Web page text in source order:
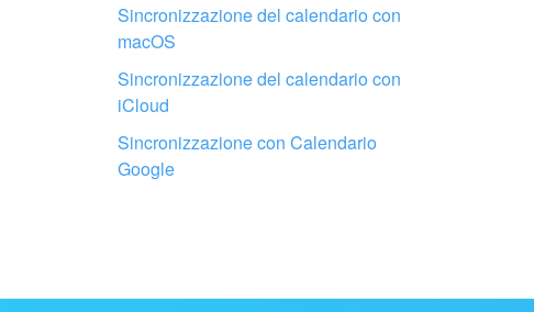
Sincronizzazione del calendario con
macOS
Sincronizzazione del calendario con
iCloud
Sincronizzazione con Calendario
Google